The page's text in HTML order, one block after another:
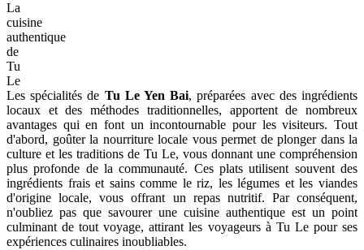
La
cuisine
authentique
de
Tu
Le
Les spécialités de Tu Le Yen Bai, préparées avec des ingrédients
locaux et des méthodes traditionnelles, apportent de nombreux
avantages qui en font un incontournable pour les visiteurs. Tout
d'abord, goûter la nourriture locale vous permet de plonger dans la
culture et les traditions de Tu Le, vous donnant une compréhension
plus profonde de la communauté. Ces plats utilisent souvent des
ingrédients frais et sains comme le riz, les légumes et les viandes
d'origine locale, vous offrant un repas nutritif. Par conséquent,
n'oubliez pas que savourer une cuisine authentique est un point
culminant de tout voyage, attirant les voyageurs à Tu Le pour ses
expériences culinaires inoubliables.